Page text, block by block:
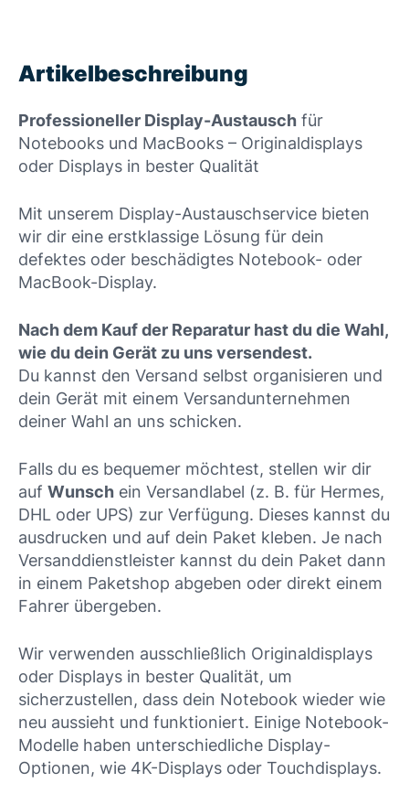
Artikelbeschreibung
Professioneller Display-Austausch für
Notebooks und MacBooks – Originaldisplays
oder Displays in bester Qualität
Mit unserem Display-Austauschservice bieten
wir dir eine erstklassige Lösung für dein
defektes oder beschädigtes Notebook- oder
MacBook-Display.
Nach dem Kauf der Reparatur hast du die Wahl,
wie du dein Gerät zu uns versendest.
Du kannst den Versand selbst organisieren und
dein Gerät mit einem Versandunternehmen
deiner Wahl an uns schicken.
Falls du es bequemer möchtest, stellen wir dir
auf Wunsch ein Versandlabel (z. B. für Hermes,
DHL oder UPS) zur Verfügung. Dieses kannst du
ausdrucken und auf dein Paket kleben. Je nach
Versanddienstleister kannst du dein Paket dann
in einem Paketshop abgeben oder direkt einem
Fahrer übergeben.
Wir verwenden ausschließlich Originaldisplays
oder Displays in bester Qualität, um
sicherzustellen, dass dein Notebook wieder wie
neu aussieht und funktioniert. Einige Notebook-
Modelle haben unterschiedliche Display-
Optionen, wie 4K-Displays oder Touchdisplays.